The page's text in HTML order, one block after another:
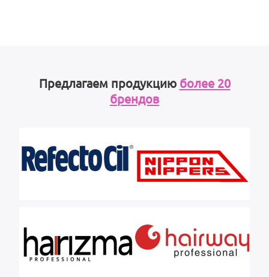
Предлагаем продукцию более 20
брендов